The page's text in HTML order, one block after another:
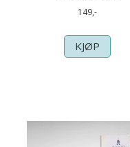
149,-
KJØP